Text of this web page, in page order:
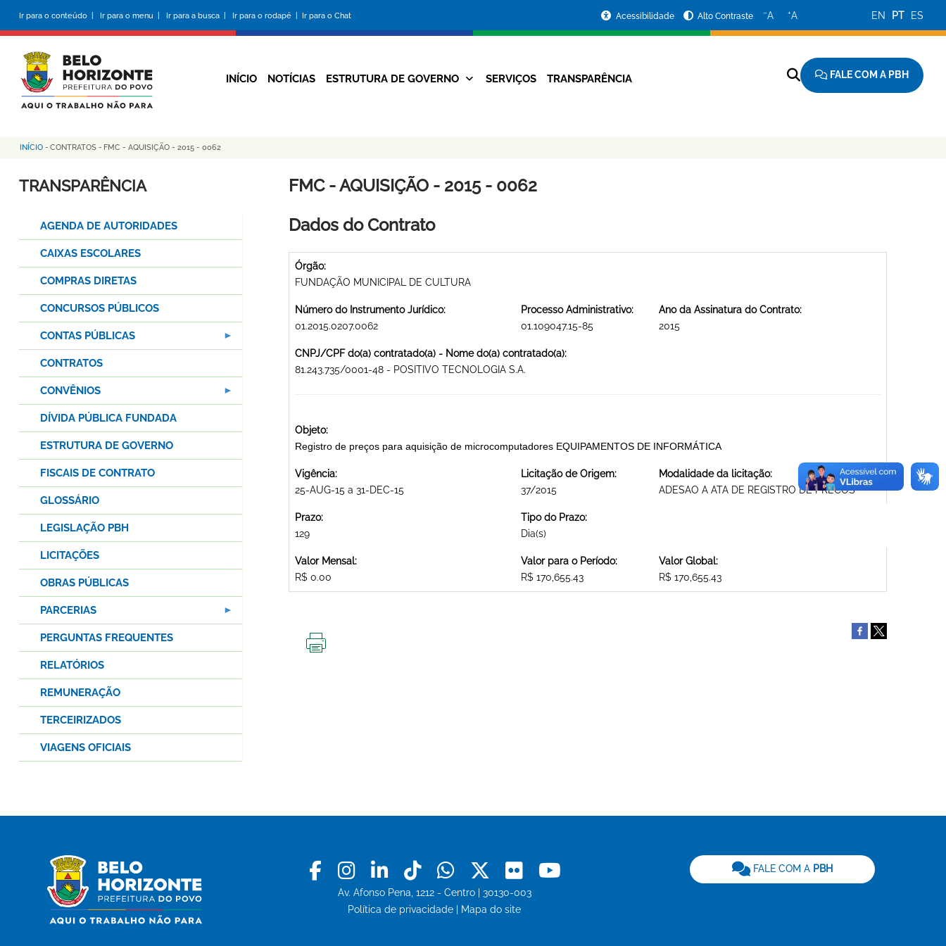
conteúdo
principal
Ir para o conteúdo | Ir para o menu | Ir para a busca | Ir para o rodapé | Ir para o Chat
da
Prefeitura
Acessibilidade Alto Contraste −A +A EN PT ES
Navegação
INÍCIO NOTÍCIAS ESTRUTURA DE GOVERNO SERVIÇOS TRANSPARÊNCIA FALE COM A PBH
Trilha
de
INÍCIO - CONTRATOS - FMC - AQUISIÇÃO - 2015 - 0062
FMC - AQUISIÇÃO - 2015 - 0062
Dados do Contrato
Órgão:
FUNDAÇÃO MUNICIPAL DE CULTURA
Número do Instrumento Jurídico:
01.2015.0207.0062
Processo Administrativo:
01.109047.15-85
Ano da Assinatura do Contrato:
2015
CNPJ/CPF do(a) contratado(a) - Nome do(a) contratado(a):
81.243.735/0001-48 - POSITIVO TECNOLOGIA S.A.
Objeto:
Registro de preços para aquisição de microcomputadores EQUIPAMENTOS DE INFORMÁTICA
Vigência:
25-AUG-15 a 31-DEC-15
Licitação de Origem:
37/2015
Modalidade da licitação:
ADESAO A ATA DE REGISTRO DE PRECOS
Prazo:
129
Tipo do Prazo:
Dia(s)
Valor Mensal:
R$ 0.00
Valor para o Período:
R$ 170,655.43
Valor Global:
R$ 170,655.43
TRANSPARÊNCIA
AGENDA DE AUTORIDADES
CAIXAS ESCOLARES
COMPRAS DIRETAS
CONCURSOS PÚBLICOS
CONTAS PÚBLICAS
CONTRATOS
CONVÊNIOS
DÍVIDA PÚBLICA FUNDADA
ESTRUTURA DE GOVERNO
FISCAIS DE CONTRATO
GLOSSÁRIO
LEGISLAÇÃO PBH
LICITAÇÕES
OBRAS PÚBLICAS
PARCERIAS
PERGUNTAS FREQUENTES
RELATÓRIOS
REMUNERAÇÃO
TERCEIRIZADOS
VIAGENS OFICIAIS
Facebook
Instagram
LinkedinTiktokWhatsapp
X Flickr
Av. Afonso Pena, 1212 - Centro | 30130-003
Política de privacidade
Mapa do site
FALE COM A PBH